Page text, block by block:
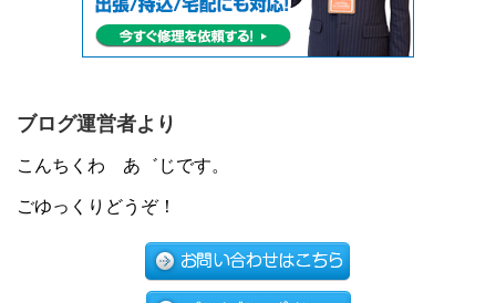
ブログ運営者より
こんちくわ あ゛じです。
ごゆっくりどうぞ！